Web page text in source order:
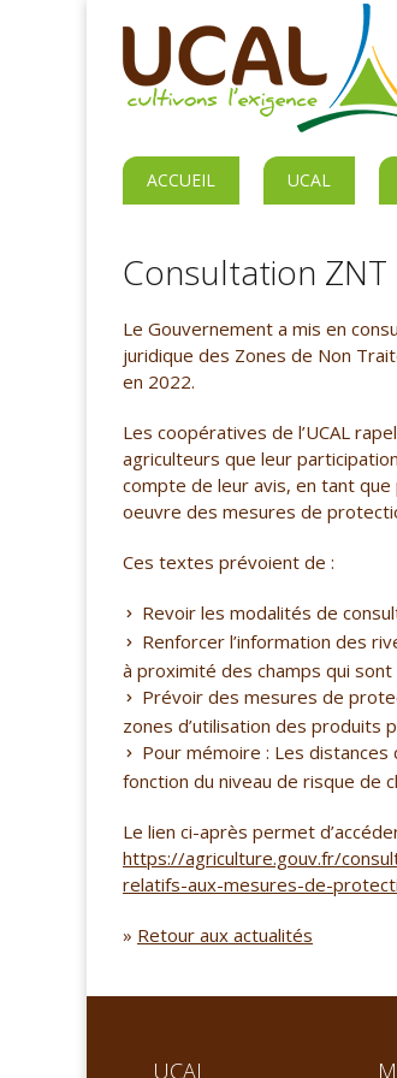
ACCUEIL UCAL
Consultation ZNT
Le Gouvernement a mis en
juridique des Zones de Non
en 2022.
Les coopératives de l’UCAL
agriculteurs que leur
compte de leur avis, en tant
oeuvre des mesures de
Ces textes prévoient de :
Revoir les modalités de
Renforcer l’information des
à proximité des champs qui
Prévoir des mesures de
zones d’utilisation des produits
Pour mémoire : Les distances
fonction du niveau de risque de
Le lien ci-après permet
https://agriculture.gouv.fr/
relatifs-aux-mesures-de-
» Retour aux actualités
UCAL